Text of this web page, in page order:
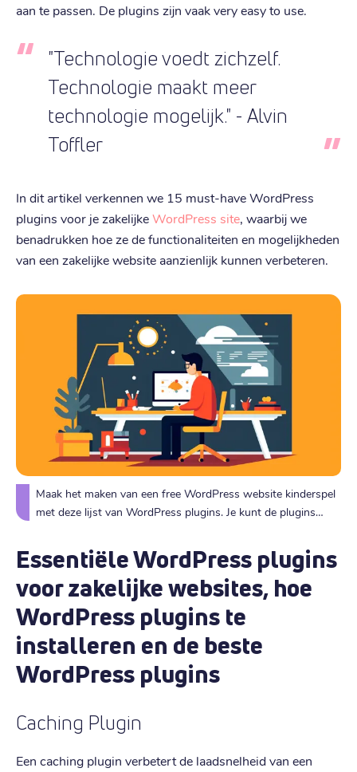
aan te passen. De plugins zijn vaak very easy to use.
"Technologie voedt zichzelf.
Technologie maakt meer
technologie mogelijk." - Alvin
Toffler
In dit artikel verkennen we 15 must-have WordPress
plugins voor je zakelijkeWordPress site, waarbij we
benadrukken hoe ze de functionaliteiten en mogelijkheden
van een zakelijke website aanzienlijk kunnen verbeteren.
Maak het maken van een free WordPress website kinderspel
met deze lijst van WordPress plugins. Je kunt de plugins
Je maakt een WordPress site zo mooi als je zelf wilt.
Essentiële WordPress plugins
voor zakelijke websites, hoe
WordPress plugins te
installeren en de beste
WordPress plugins
Caching Plugin
Een caching plugin verbetert de laadsnelheid van een